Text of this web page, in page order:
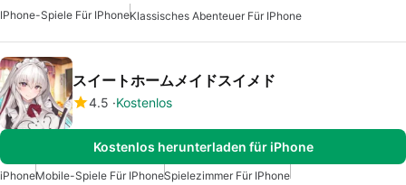
IPhone-Spiele Für IPhoneKlassisches Abenteuer Für IPhone
スイートホームメイドスイメド
4.5 Kostenlos
Kostenlos herunterladen für iPhone
iPhoneMobile-Spiele Für IPhoneSpielezimmer Für IPhone